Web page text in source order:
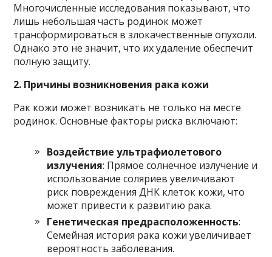
Многочисленные исследования показывают, что
лишь небольшая часть родинок может
трансформироваться в злокачественные опухоли.
Однако это не значит, что их удаление обеспечит
полную защиту.
2. Причины возникновения рака кожи
Рак кожи может возникать не только на месте
родинок. Основные факторы риска включают:
Воздействие ультрафиолетового
излучения: Прямое солнечное излучение и
использование соляриев увеличивают
риск повреждения ДНК клеток кожи, что
может привести к развитию рака.
Генетическая предрасположенность:
Семейная история рака кожи увеличивает
вероятность заболевания.